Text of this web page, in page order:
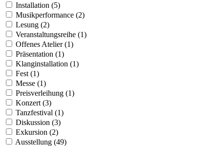
Installation (5)
Musikperformance (2)
Lesung (2)
Veranstaltungsreihe (1)
Offenes Atelier (1)
Präsentation (1)
Klanginstallation (1)
Fest (1)
Messe (1)
Preisverleihung (1)
Konzert (3)
Tanzfestival (1)
Diskussion (3)
Exkursion (2)
Ausstellung (49)